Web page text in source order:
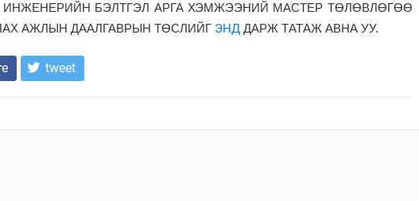
ИНЖЕНЕРИЙН БЭЛТГЭЛ АРГА ХЭМЖЭЭНИЙ МАСТЕР ТӨЛӨВЛӨГӨӨ
АЖЛЫН ДААЛГАВРЫН ТӨСЛИЙГ ЭНД ДАРЖ ТАТАЖ АВНА УУ.
tweet